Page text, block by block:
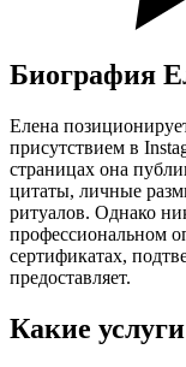
Биография
Елена
присутствием в
страницах она
цитаты, личные
ритуалов. Однако
профессиональном
сертификатах,
предоставляет.
Какие